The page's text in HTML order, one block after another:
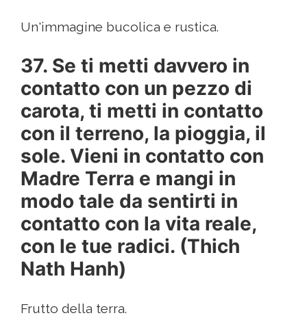
Un'immagine bucolica e rustica.
37. Se ti metti davvero in
contatto con un pezzo di
carota, ti metti in contatto
con il terreno, la pioggia, il
sole. Vieni in contatto con
Madre Terra e mangi in
modo tale da sentirti in
contatto con la vita reale,
con le tue radici. (Thich
Nath Hanh)
Frutto della terra.